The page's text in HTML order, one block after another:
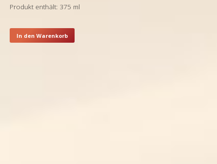
Produkt enthält: 375 ml
In den Warenkorb